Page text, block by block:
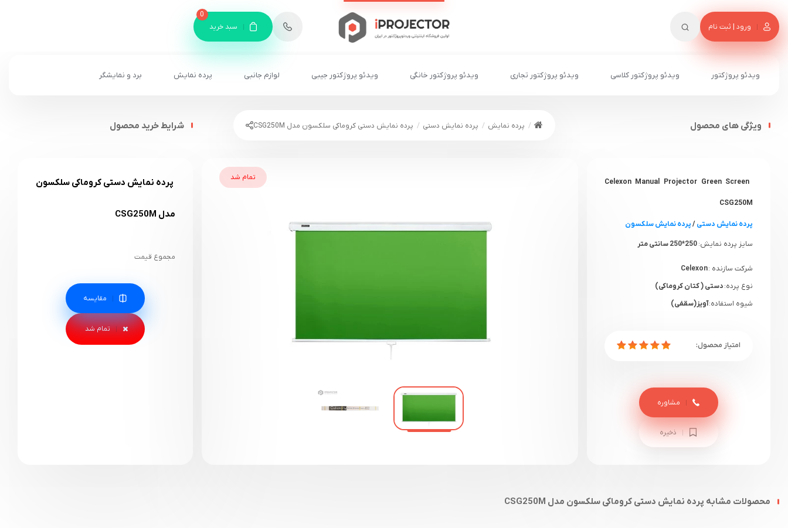
ورود | ثبت نام
8
سبد خرید
0
ویدئو پروژکتور ویدئو پروژکتور کلاسی ویدئو پروژکتور تجاری ویدئو پروژکتور خانگی ویدئو پروژکتور جیبی لوازم جانبی پرده نمایش برد و نمایشگر
پرده نمایش پرده نمایش دستی پرده نمایش دستی کروماکی سلکسون مدل CSG250M
تمام شد
شرایط خرید محصول
پرده نمایش دستی کروماکی سلکسون
مدل CSG250M
مجموع قیمت
مقایسه
ویژگی های محصول
Celexon Manual Projector Green Screen
CSG250M
پرده نمایش دستی/پرده نمایش سلکسون
سایز پرده نمایش: 250*250 سانتی متر
شرکت سازنده :
نوع پرده:دستی ( کتان کروماکی)
شیوه استفاده:آویز(سقفی)
ذخیره
مشاوره
محصولات مشابه پرده نمایش دستی کروماکی سلکسون مدل CSG250M